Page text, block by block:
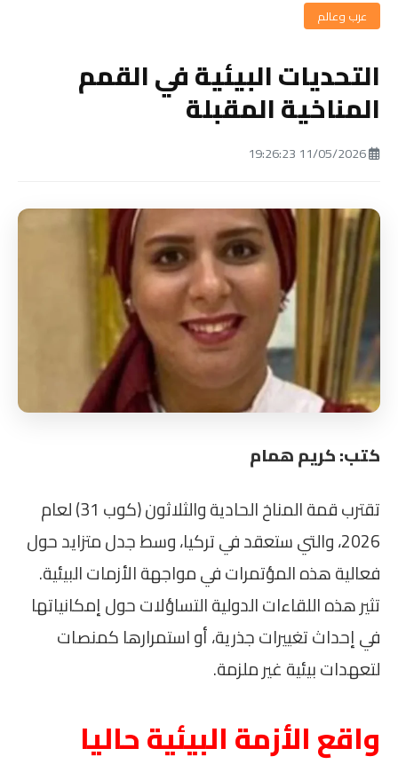
عرب وعالم
التحديات البيئية في القمم
المناخية المقبلة
كتب: كريم همام
تقترب قمة المناخ الحادية والثلاثون (كوب 31) لعام
2026، والتي ستعقد في تركيا، وسط جدل متزايد حول
فعالية هذه المؤتمرات في مواجهة الأزمات البيئية.
تثير هذه اللقاءات الدولية التساؤلات حول إمكانياتها
في إحداث تغييرات جذرية، أو استمرارها كمنصات
لتعهدات بيئية غير ملزمة.
واقع الأزمة البيئية حاليا